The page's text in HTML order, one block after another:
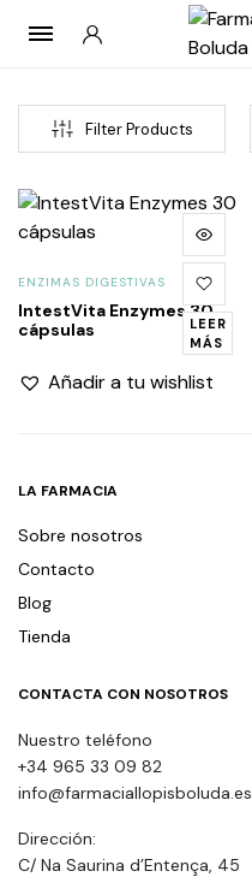
Filter Products
LEER
MÁS
ENZIMAS DIGESTIVAS
IntestVita Enzymes 30
cápsulas
Añadir a tu wishlist
LA FARMACIA
Sobre nosotros
Contacto
Blog
Tienda
CONTACTA CON NOSOTROS
Nuestro teléfono
+34 965 33 09 82
info@farmaciallopisboluda.es
Dirección:
C/ Na Saurina d’Entença, 45